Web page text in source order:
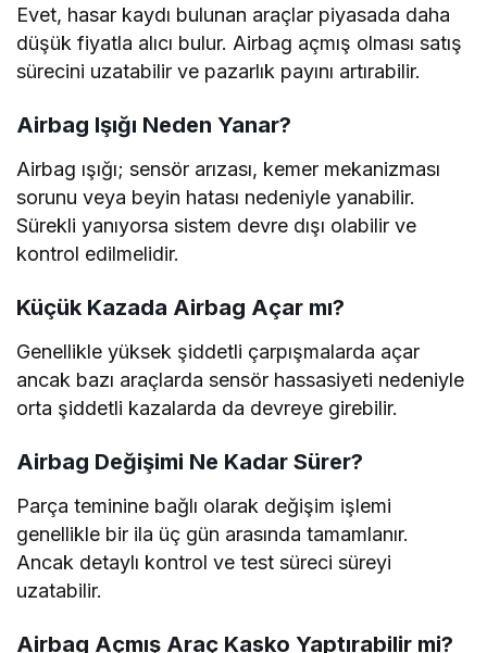
Evet, hasar kaydı bulunan araçlar piyasada daha
düşük fiyatla alıcı bulur. Airbag açmış olması satış
sürecini uzatabilir ve pazarlık payını artırabilir.
Airbag Işığı Neden Yanar?
Airbag ışığı; sensör arızası, kemer mekanizması
sorunu veya beyin hatası nedeniyle yanabilir.
Sürekli yanıyorsa sistem devre dışı olabilir ve
kontrol edilmelidir.
Küçük Kazada Airbag Açar mı?
Genellikle yüksek şiddetli çarpışmalarda açar
ancak bazı araçlarda sensör hassasiyeti nedeniyle
orta şiddetli kazalarda da devreye girebilir.
Airbag Değişimi Ne Kadar Sürer?
Parça teminine bağlı olarak değişim işlemi
genellikle bir ila üç gün arasında tamamlanır.
Ancak detaylı kontrol ve test süreci süreyi
uzatabilir.
Airbag Açmış Araç Kasko Yaptırabilir mi?